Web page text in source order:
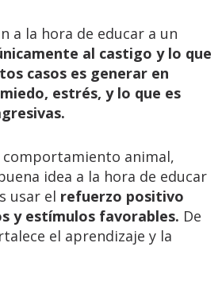
a la hora de educar a un
al castigo y lo que
casos es generar en
estrés, y lo que es
comportamiento animal,
idea a la hora de educar
usar el refuerzo positivo
y estímulos favorables. De
el aprendizaje y la